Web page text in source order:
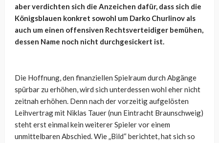
aber verdichten sich die Anzeichen dafür, dass sich die
Königsblauen konkret sowohl um Darko Churlinov als
auch um einen offensiven Rechtsverteidiger bemühen,
dessen Name noch nicht durchgesickert ist.
Die Hoffnung, den finanziellen Spielraum durch Abgänge
spürbar zu erhöhen, wird sich unterdessen wohl eher nicht
zeitnah erhöhen. Denn nach der vorzeitig aufgelösten
Leihvertrag mit Niklas Tauer (nun Eintracht Braunschweig)
steht erst einmal kein weiterer Spieler vor einem
unmittelbaren Abschied. Wie „Bild“ berichtet, hat sich so